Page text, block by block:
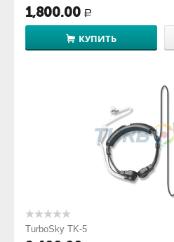
1,800.00 Р
КУПИТЬ
TurboSky TK-5